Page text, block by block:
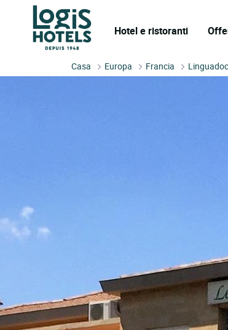
Hotel e ristoranti
Casa Europa Francia